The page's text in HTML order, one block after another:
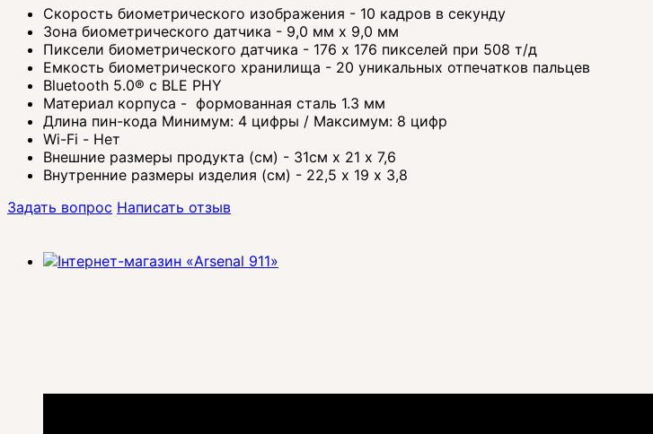
Скорость биометрического изображения - 10 кадров в секунду
Зона биометрического датчика - 9,0 мм х 9,0 мм
Пиксели биометрического датчика - 176 х 176 пикселей при 508 т/д
Емкость биометрического хранилища - 20 уникальных отпечатков пальцев
Bluetooth 5.0® с BLE PHY
Материал корпуса - формованная сталь 1.3 мм
Длина пин-кода Минимум: 4 цифры / Максимум: 8 цифр
Wi-Fi - Нет
Внешние размеры продукта (см) - 31см х 21 х 7,6
Внутренние размеры изделия (см) - 22,5 х 19 х 3,8
Задать вопрос Написать отзыв